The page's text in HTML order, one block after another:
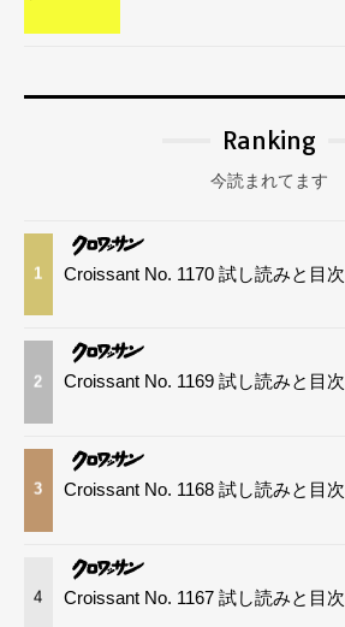
Ranking
今読まれてます
1 Croissant No. 1170 試し読みと目次
2 Croissant No. 1169 試し読みと目次
3 Croissant No. 1168 試し読みと目次
4 Croissant No. 1167 試し読みと目次